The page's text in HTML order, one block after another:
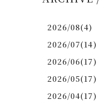
2026/08(4)
2026/07(14)
2026/06(17)
2026/05(17)
2026/04(17)